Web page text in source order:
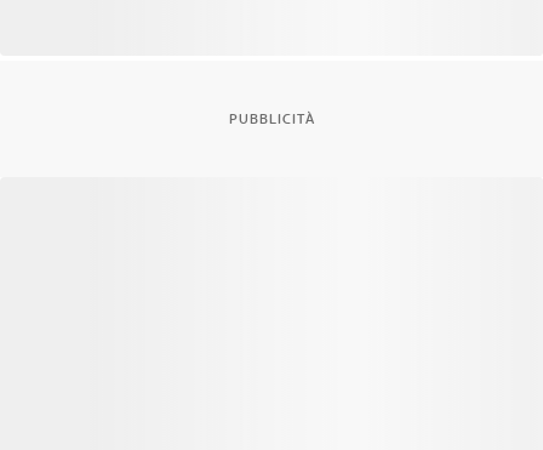
PUBBLICITÀ